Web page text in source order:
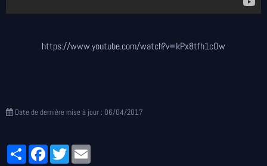
https://www.youtube.com/watch?v=kPx8tfh1cOw
Date de dernière mise à jour : 06/04/2017
PartagerFacebookTwitter